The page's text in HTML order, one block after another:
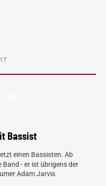
Bassist
einen Bassisten. Ab
- er ist übrigens der
Adam Jarvis.